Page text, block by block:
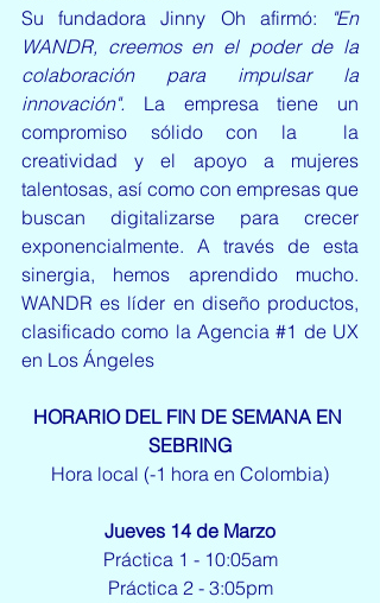
Su fundadora Jinny Oh afirmó:
"En
WANDR, creemos en el poder de la
colaboración para impulsar la
innovación". La empresa tiene un
compromiso sólido con la  la
creatividad y el apoyo a mujeres
talentosas, así como con empresas que
buscan digitalizarse para crecer
exponencialmente. A través de esta
sinergia, hemos aprendido mucho.
WANDR es líder en diseño productos,
clasificado como la Agencia #1 de UX
en Los Ángeles
HORARIO DEL FIN DE SEMANA EN
SEBRING
Hora local (-1 hora en Colombia)
Jueves 14 de Marzo
Práctica 1 - 10:05am
Práctica 2 - 3:05pm